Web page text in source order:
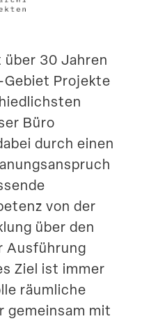
30 Jahren
Projekte
Büro
durch einen
von der
über den
Ausführung
Ziel ist immer
räumliche
gemeinsam mit